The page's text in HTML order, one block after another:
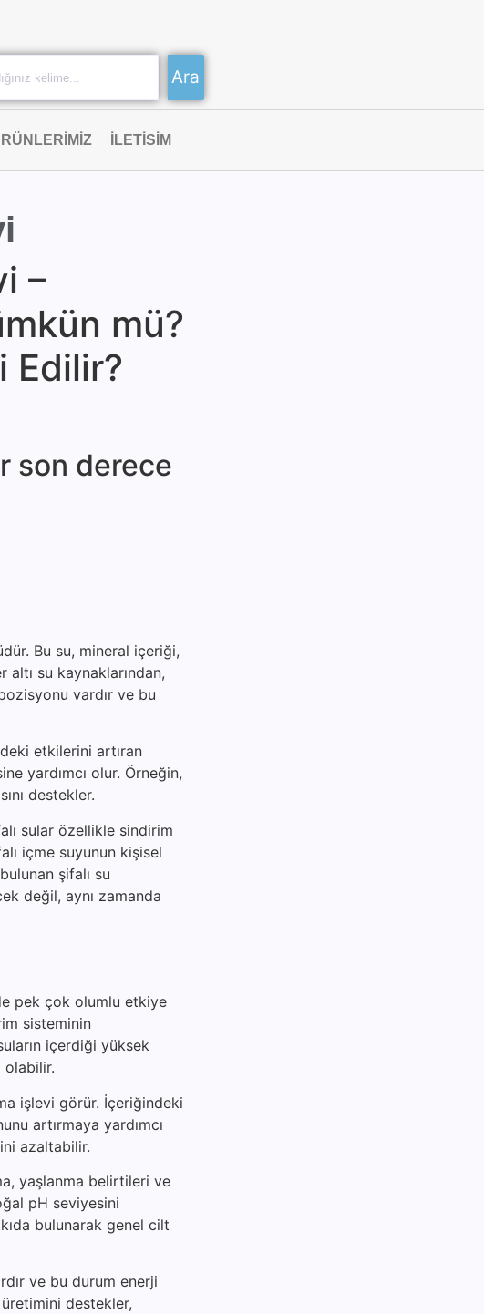
Ara
ILETISIM
–
mü?
Edilir?
son dere­ce
Bu su, mineral içeriği,
su kaynaklarından,
vardır ve bu
etkilerini artıran
yardımcı olur. Örneğin,
destekler.
sular özellikle sindirim
içme suyunun kişisel
şifalı su
değil, aynı zamanda
pek çok olumlu etkiye
sisteminin
içerdiği yüksek
olabilir.
işlevi görür. İçeriğindeki
artırmaya yardımcı
azaltabilir.
yaşlanma belirtileri ve
pH seviyesini
bulunarak genel cilt
ve bu durum enerji
destekler,